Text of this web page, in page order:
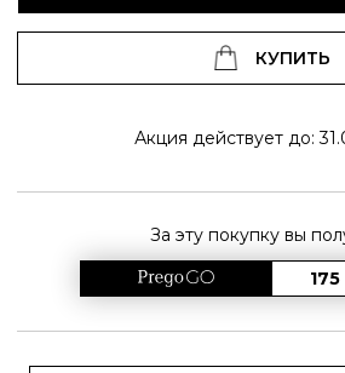
КУПИТЬ
Акция действует до:
За эту покупку вы
175